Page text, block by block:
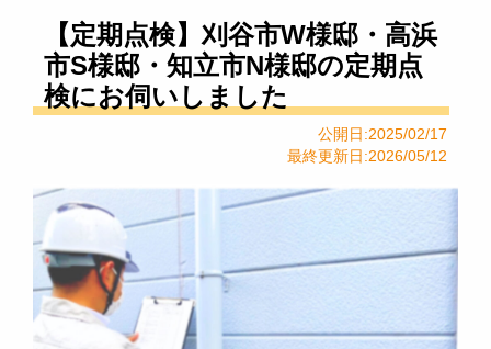
【定期点検】刈谷市W様邸・高浜
市S様邸・知立市N様邸の定期点
検にお伺いしました
公開日:2025/02/17
最終更新日:2026/05/12